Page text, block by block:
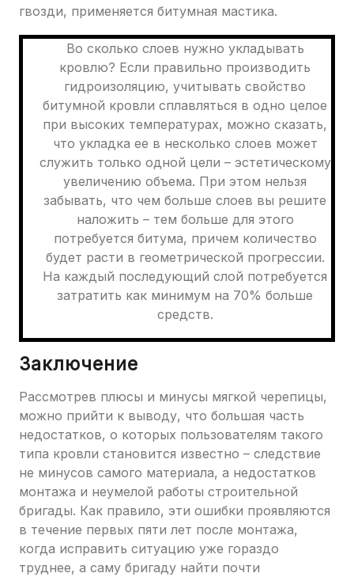
гвозди, применяется битумная мастика.
Во сколько слоев нужно укладывать
кровлю? Если правильно производить
гидроизоляцию, учитывать свойство
битумной кровли сплавляться в одно целое
при высоких температурах, можно сказать,
что укладка ее в несколько слоев может
служить только одной цели – эстетическому
увеличению объема. При этом нельзя
забывать, что чем больше слоев вы решите
наложить – тем больше для этого
потребуется битума, причем количество
будет расти в геометрической прогрессии.
На каждый последующий слой потребуется
затратить как минимум на 70% больше
средств.
Заключение
Рассмотрев плюсы и минусы мягкой черепицы,
можно прийти к выводу, что большая часть
недостатков, о которых пользователям такого
типа кровли становится известно – следствие
не минусов самого материала, а недостатков
монтажа и неумелой работы строительной
бригады. Как правило, эти ошибки проявляются
в течение первых пяти лет после монтажа,
когда исправить ситуацию уже гораздо
труднее, а саму бригаду найти почти